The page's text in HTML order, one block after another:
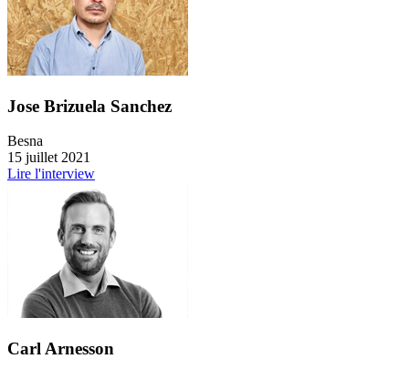
Jose Brizuela Sanchez
Besna
15 juillet 2021
Lire l'interview
Carl Arnesson